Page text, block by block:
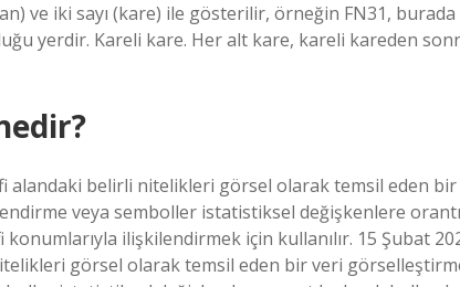
ve iki sayı (kare) ile gösterilir, örneğin FN31, burada
yerdir. Kareli kare. Her alt kare, kareli kareden
alandaki belirli nitelikleri görsel olarak temsil eden
veya semboller istatistiksel değişkenlere
ilişkilendirmek için kullanılır. 15 Şubat
görsel olarak temsil eden bir veri görselleştirme